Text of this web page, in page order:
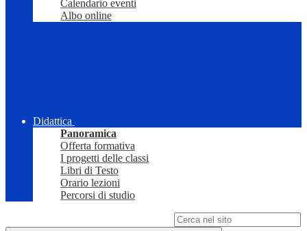
Calendario eventi
Albo online
Didattica
Panoramica
Offerta formativa
I progetti delle classi
Libri di Testo
Orario lezioni
Percorsi di studio